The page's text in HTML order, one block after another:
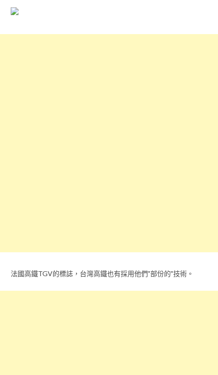
法國高鐵TGV的標誌，台灣高鐵也有採用他們"部份的"技術。